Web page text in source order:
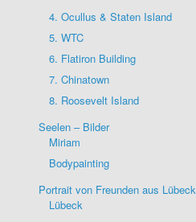
4. Ocullus & Staten Island
5. WTC
6. Flatiron Building
7. Chinatown
8. Roosevelt Island
Seelen – Bilder
Miriam
Bodypainting
Portrait von Freunden aus Lübeck
Lübeck